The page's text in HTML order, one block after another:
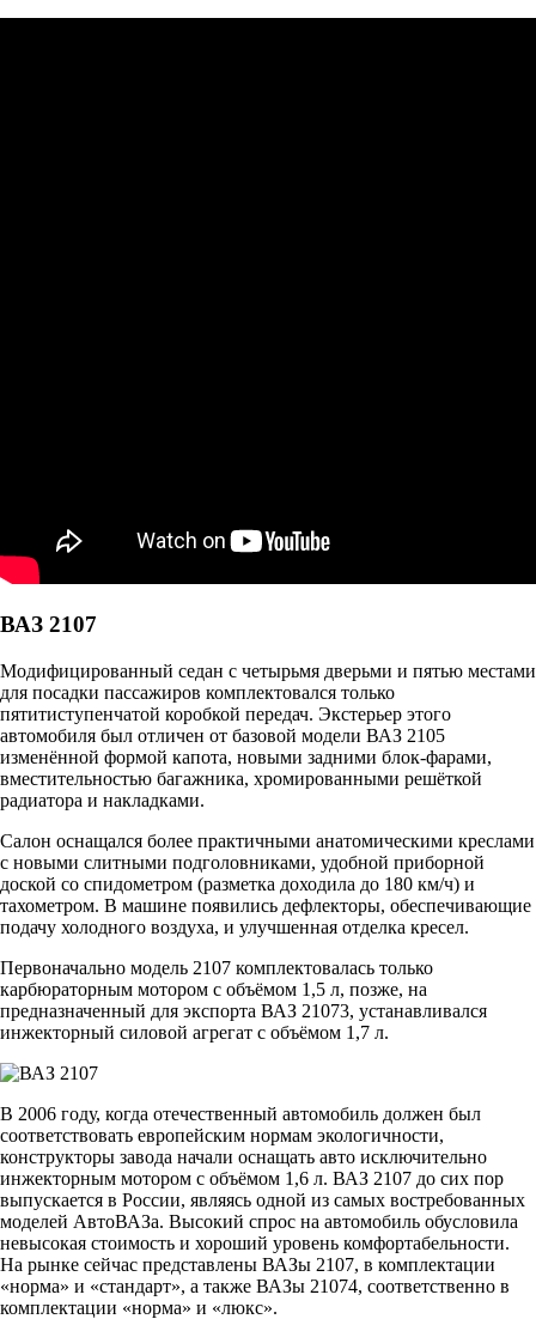
ВАЗ 2107
Модифицированный седан с четырьмя дверьми и пятью местами
для посадки пассажиров комплектовался только
пятитиступенчатой коробкой передач. Экстерьер этого
автомобиля был отличен от базовой модели ВАЗ 2105
изменённой формой капота, новыми задними блок-фарами,
вместительностью багажника, хромированными решёткой
радиатора и накладками.
Салон оснащался более практичными анатомическими креслами
с новыми слитными подголовниками, удобной приборной
доской со спидометром (разметка доходила до 180 км/ч) и
тахометром. В машине появились дефлекторы, обеспечивающие
подачу холодного воздуха, и улучшенная отделка кресел.
Первоначально модель 2107 комплектовалась только
карбюраторным мотором с объёмом 1,5 л, позже, на
предназначенный для экспорта ВАЗ 21073, устанавливался
инжекторный силовой агрегат с объёмом 1,7 л.
В 2006 году, когда отечественный автомобиль должен был
соответствовать европейским нормам экологичности,
конструкторы завода начали оснащать авто исключительно
инжекторным мотором с объёмом 1,6 л. ВАЗ 2107 до сих пор
выпускается в России, являясь одной из самых востребованных
моделей АвтоВАЗа. Высокий спрос на автомобиль обусловила
невысокая стоимость и хороший уровень комфортабельности.
На рынке сейчас представлены ВАЗы 2107, в комплектации
«норма» и «стандарт», а также ВАЗы 21074, соответственно в
комплектации «норма» и «люкс».